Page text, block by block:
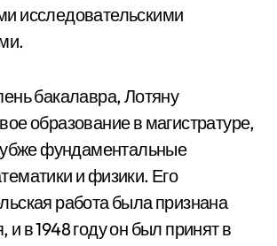
исследовательскими
бакалавра, Лотяну
образование в магистратуре,
фундаментальные
и физики. Его
работа была признана
в 1948 году он был принят в